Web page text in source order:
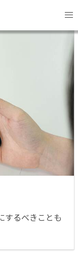
するべきことも